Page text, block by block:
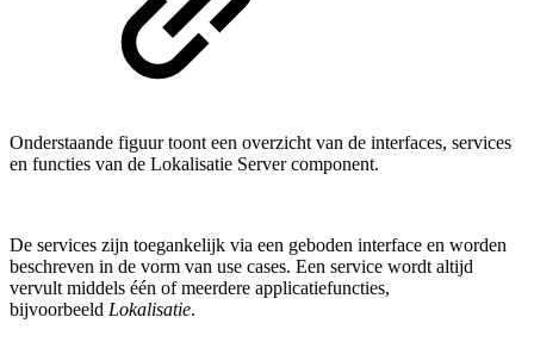
Onderstaande figuur toont een overzicht van de interfaces, services
en functies van de Lokalisatie Server component.
De services zijn toegankelijk via een geboden interface en worden
beschreven in de vorm van use cases. Een service wordt altijd
vervult middels één of meerdere applicatiefuncties,
bijvoorbeeld Lokalisatie.